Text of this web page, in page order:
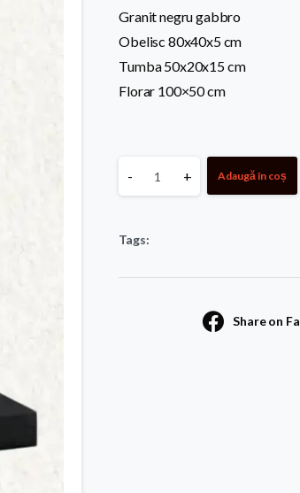
Granit negru gabbro
Obelisc 80x40x5 cm
Tumba 50x20x15 cm
Florar 100×50 cm
Monument
23
- + Adaugă în coș
Tags:
Share on